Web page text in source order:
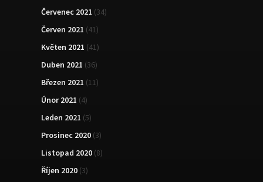
Červenec 2021 (34)
Červen 2021 (41)
Květen 2021 (41)
Duben 2021 (36)
Březen 2021 (11)
Únor 2021 (4)
Leden 2021 (5)
Prosinec 2020 (3)
Listopad 2020 (8)
Říjen 2020 (3)